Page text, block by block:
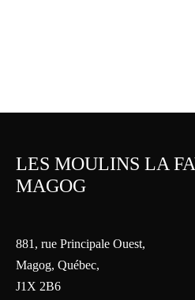
LES MOULINS LA
MAGOG
881, rue Principale Ouest,
Magog, Québec,
J1X 2B6